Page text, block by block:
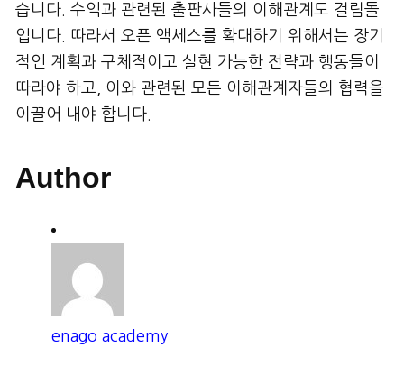
습니다. 수익과 관련된 출판사들의 이해관계도 걸림돌
입니다. 따라서 오픈 액세스를 확대하기 위해서는 장기
적인 계획과 구체적이고 실현 가능한 전략과 행동들이
따라야 하고, 이와 관련된 모든 이해관계자들의 협력을
이끌어 내야 합니다.
Author
enago academy